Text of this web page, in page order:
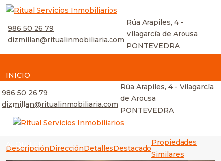
986 50 26 79
dizmillan@ritualinmobiliaria.com
Rúa Arapiles, 4 -
Vilagarcía de Arousa
PONTEVEDRA
INICIO
VENTA
ALQUILER
986 50 26 79
dizmillan@ritualinmobiliaria.com
Rúa Arapiles, 4 - Vilagarcía
de Arousa
PONTEVEDRA
DescripciónDirecciónDetallesDestacado
Propiedades
Similares